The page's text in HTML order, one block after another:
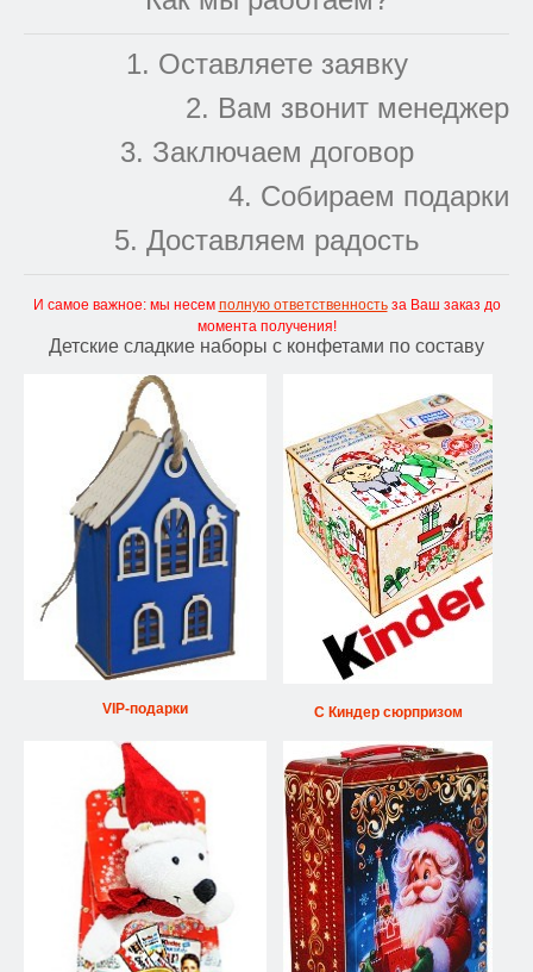
1. Оставляете заявку
2. Вам звонит менеджер
3. Заключаем договор
4. Собираем подарки
5. Доставляем радость
И самое важное: мы несем полную ответственностьза Ваш заказ до
момента получения!
Детские сладкие наборы с конфетами по составу
VIP-подарки С Киндер сюрпризом